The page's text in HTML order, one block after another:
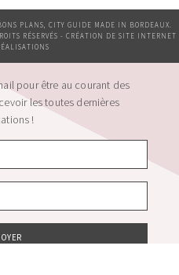
PLANS, CITY GUIDE MADE IN BORDEAUX.
RÉSERVÉS - CRÉATION DE SITE INTERNET
pour être au courant des
les toutes dernières
!